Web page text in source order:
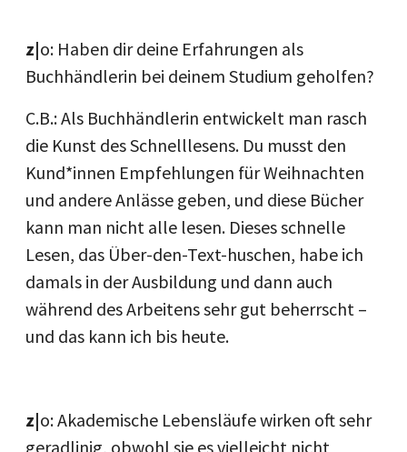
z|o: Haben dir deine Erfahrungen als
Buchhändlerin bei deinem Studium geholfen?
C.B.: Als Buchhändlerin entwickelt man rasch
die Kunst des Schnelllesens. Du musst den
Kund*innen Empfehlungen für Weihnachten
und andere Anlässe geben, und diese Bücher
kann man nicht alle lesen. Dieses schnelle
Lesen, das Über-den-Text-huschen, habe ich
damals in der Ausbildung und dann auch
während des Arbeitens sehr gut beherrscht –
und das kann ich bis heute.
z|o: Akademische Lebensläufe wirken oft sehr
geradlinig, obwohl sie es vielleicht nicht